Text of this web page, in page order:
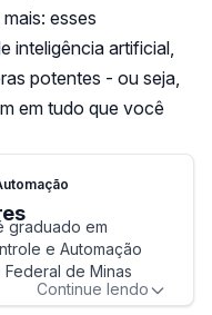
esses
inteligência artificial,
potentes - ou seja,
em tudo que você
graduado em
e Automação
de Minas
especializou na área
Continue lendo